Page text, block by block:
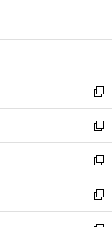
開
ン
ウ
で
開
く
ウ
ン
ド
ウ
で
開
く
新
し
い
ウ
ィ
ン
ド
ウ
新
し
い
ウ
ィ
ン
新
し
い
ウ
新
し